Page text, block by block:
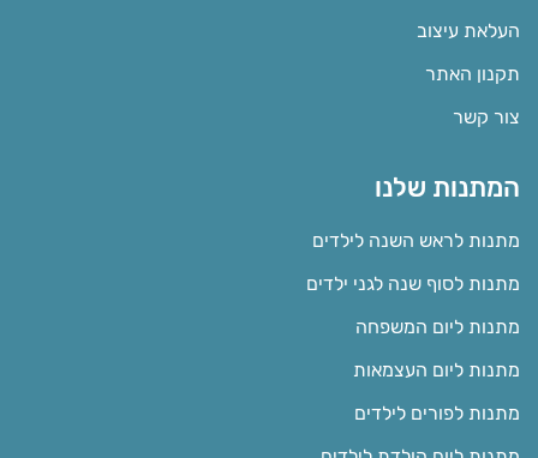
העלאת עיצוב
תקנון האתר
צור קשר
המתנות שלנו
מתנות לראש השנה לילדים
מתנות לסוף שנה לגני ילדים
מתנות ליום המשפחה
מתנות ליום העצמאות
מתנות לפורים לילדים